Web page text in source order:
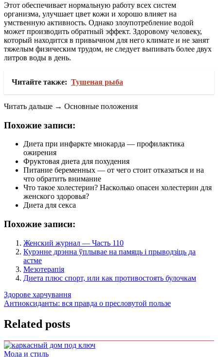
Этот обеспечивает нормальную работу всех систем
организма, улучшает цвет кожи и хорошо влияет на
умственную активность. Однако злоупотребление водой
может производить обратный эффект. Здоровому человеку,
который находится в привычном для него климате и не занят
тяжелым физическим трудом, не следует выпивать более двух
литров воды в день.
Читайте также: Тушеная рыба
Читать дальше → Основные положения
Похожие записи:
Диета при инфаркте миокарда — профилактика
ожирения
Фруктовая диета для похудения
Питание беременных — от чего стоит отказаться и на
что обратить внимание
Что такое холестерин? Насколько опасен холестерин для
женского здоровья?
Диета для секса
Похожие записи:
Женский журнал — Часть 110
Курэнне дрэнна ўплывае на памяць і прыводзіць да
астме
Мезотерапія
Диета плюс спорт, или как противостоять булочкам
Навигация
по
записям
Здорове харчування
Антиоксиданты: вся правда о пресловутой пользе
Related posts
Мода и стиль